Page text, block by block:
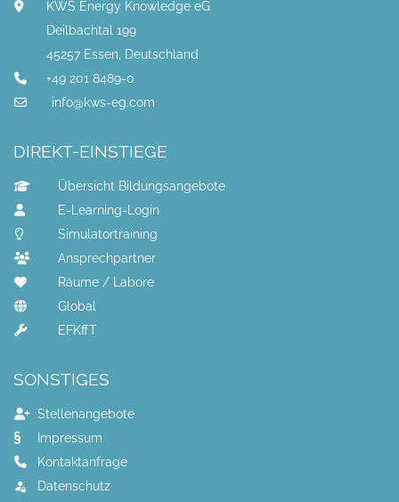
KWS Energy Knowledge eG
Deilbachtal 199
45257 Essen, Deutschland
+49 201 8489-0
info@kws-eg.com
DIREKT-EINSTIEGE
Übersicht Bildungsangebote
E-Learning-Login
Simulatortraining
Ansprechpartner
Räume / Labore
Global
EFKffT
SONSTIGES
Stellenangebote
Impressum
Kontaktanfrage
Datenschutz